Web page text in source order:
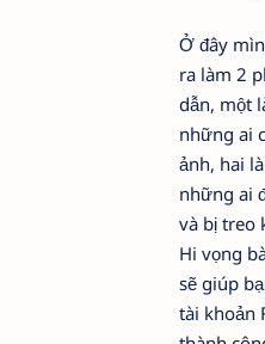
Ở đây
ra làm 2
dẫn, một
những ai
ảnh, hai
những ai
và bị treo
Hi vọng
sẽ giúp
tài khoản